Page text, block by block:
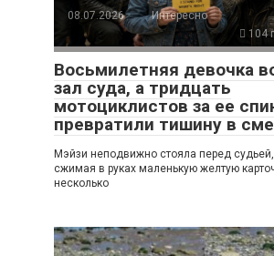
08.07.2026
Интересно
104
Восьмилетняя девочка
зал суда, а тридцать
мотоциклистов за ее
превратили тишину в
Мэйзи неподвижно стояла перед
сжимая в руках маленькую желтую
несколько